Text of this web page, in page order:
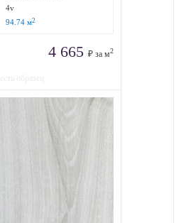
4v
94.74 м2
4 665 ₽ за м2